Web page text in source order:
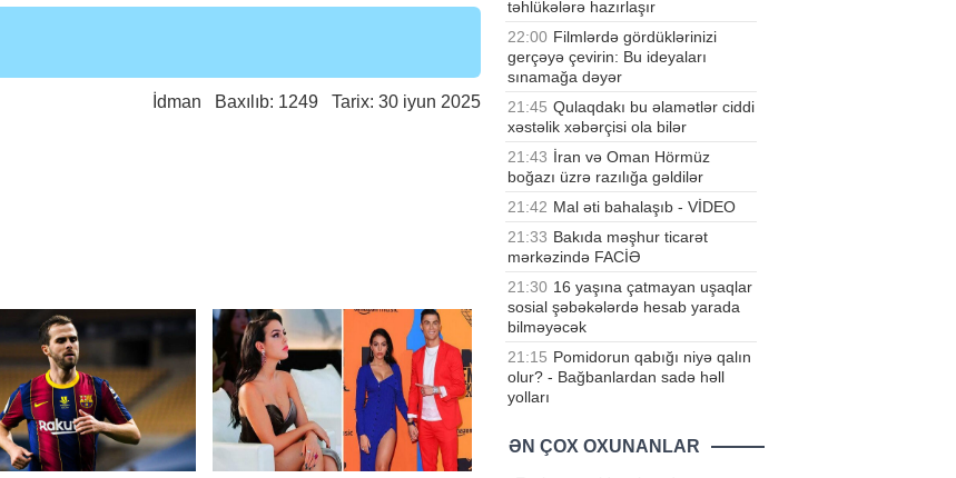
İdman Baxılıb: 1249 Tarix: 30 iyun 2025
təhlükələrə hazırlaşır
22:00 Filmlərdə gördüklərinizi
gerçəyə çevirin: Bu ideyaları
sınamağa dəyər
21:45 Qulaqdakı bu əlamətlər ciddi
xəstəlik xəbərçisi ola bilər
21:43 İran və Oman Hörmüz
boğazı üzrə razılığa gəldilər
21:42 Mal əti bahalaşıb - VİDEO
21:33 Bakıda məşhur ticarət
mərkəzində FACİƏ
21:30 16 yaşına çatmayan uşaqlar
sosial şəbəkələrdə hesab yarada
bilməyəcək
21:15 Pomidorun qabığı niyə qalın
olur? - Bağbanlardan sadə həll
yolları
ƏN ÇOX OXUNANLAR